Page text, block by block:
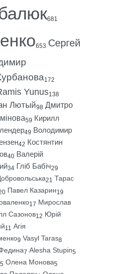
681
653 Сергей
172
Yunus138
Лютый98 Дмитро
59 Кирилл
49 Володимир
42 Костянтин
40 Валерій
34 Гліб Бабіч29
21 Тарас
Павел Казарин19
17 Мирослав
Сазонов12 Юрій
11 Агія
9 Vasyl Taras8
7 Alesha Stupin5
5 Олена Монова5